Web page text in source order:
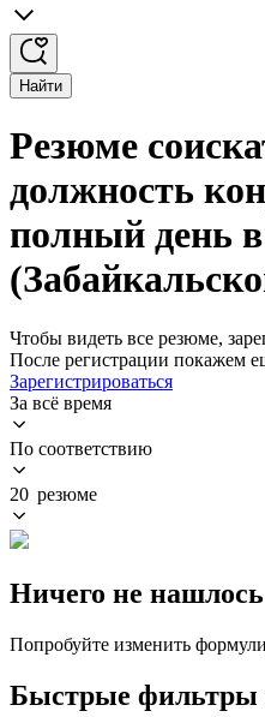
Найти
Резюме
должность
полный день
Чтобы видеть все резюме,
После регистрации покажем
Зарегистрироваться
За всё время
По соответствию
20 резюме
Ничего не нашлось
Попробуйте изменить
Быстрые фильтры